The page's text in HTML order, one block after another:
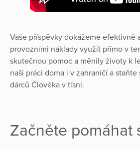
Vaše příspěvky dokážeme efektivně
provozními náklady využít přímo v
skutečnou pomoc a měnily životy k
naši práci doma i v zahraničí a
dárců Člověka v tísni.
Začněte pomáhat